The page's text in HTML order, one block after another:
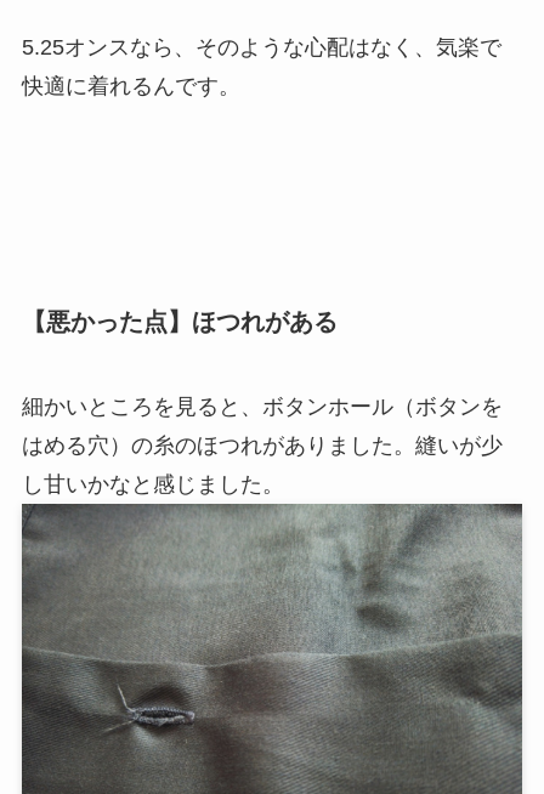
5.25オンスなら、そのような心配はなく、気楽で
快適に着れるんです。
【悪かった点】ほつれがある
細かいところを見ると、ボタンホール（ボタンを
はめる穴）の糸のほつれがありました。縫いが少
し甘いかなと感じました。